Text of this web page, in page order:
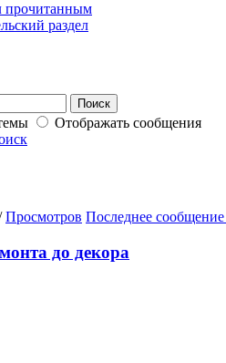
прочитанным
раздел
Отображать сообщения
Просмотров Последнее сообщение
до декора